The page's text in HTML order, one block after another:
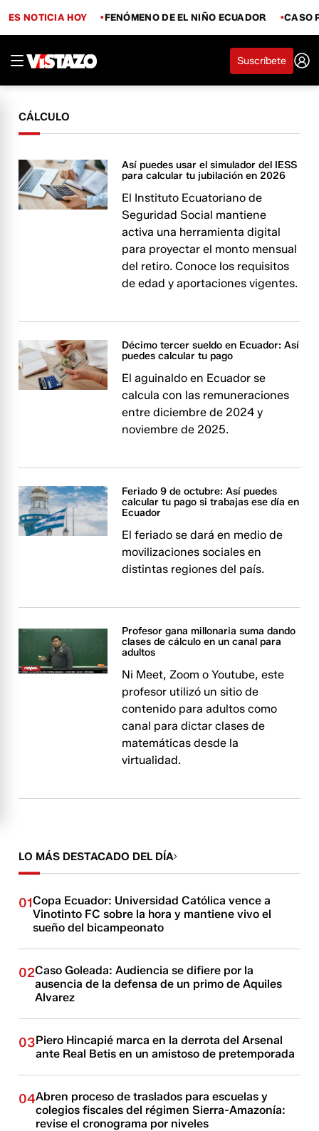
ES NOTICIA HOY FENÓMENO DE EL NIÑO ECUADOR CASO
Suscríbete
CÁLCULO
Así puedes usar el simulador del IESS
para calcular tu jubilación en 2026
El Instituto Ecuatoriano de
Seguridad Social mantiene
activa una herramienta digital
para proyectar el monto mensual
del retiro. Conoce los requisitos
de edad y aportaciones vigentes.
Décimo tercer sueldo en Ecuador: Así
puedes calcular tu pago
El aguinaldo en Ecuador se
calcula con las remuneraciones
entre diciembre de 2024 y
noviembre de 2025.
Feriado 9 de octubre: Así puedes
calcular tu pago si trabajas ese día en
Ecuador
El feriado se dará en medio de
movilizaciones sociales en
distintas regiones del país.
Profesor gana millonaria suma dando
clases de cálculo en un canal para
adultos
Ni Meet, Zoom o Youtube, este
profesor utilizó un sitio de
contenido para adultos como
canal para dictar clases de
matemáticas desde la
virtualidad.
LO MÁS DESTACADO DEL DÍA
01Copa Ecuador: Universidad Católica vence a
Vinotinto FC sobre la hora y mantiene vivo el
sueño del bicampeonato
02Caso Goleada: Audiencia se difiere por la
ausencia de la defensa de un primo de Aquiles
Alvarez
03Piero Hincapié marca en la derrota del Arsenal
ante Real Betis en un amistoso de pretemporada
04Abren proceso de traslados para escuelas y
colegios fiscales del régimen Sierra-Amazonía:
revise el cronograma por niveles